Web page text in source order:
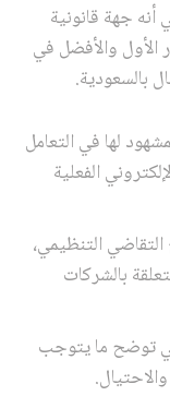
جهة قانونية
الأول والأفضل في
بالسعودية.
لها في التعامل
الفعلية
التقاضي التنظيمي،
بالشركات
توضح ما يتوجب